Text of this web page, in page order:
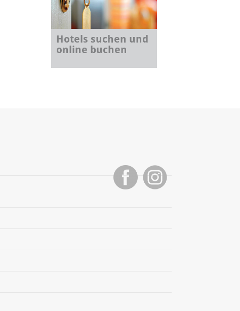
Hotels suchen und
online buchen